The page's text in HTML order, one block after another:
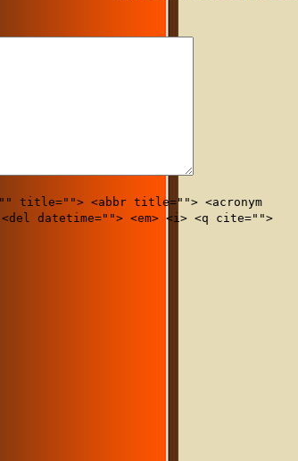
title=""> <abbr title=""> <acronym
datetime=""> <em> <i> <q cite="">